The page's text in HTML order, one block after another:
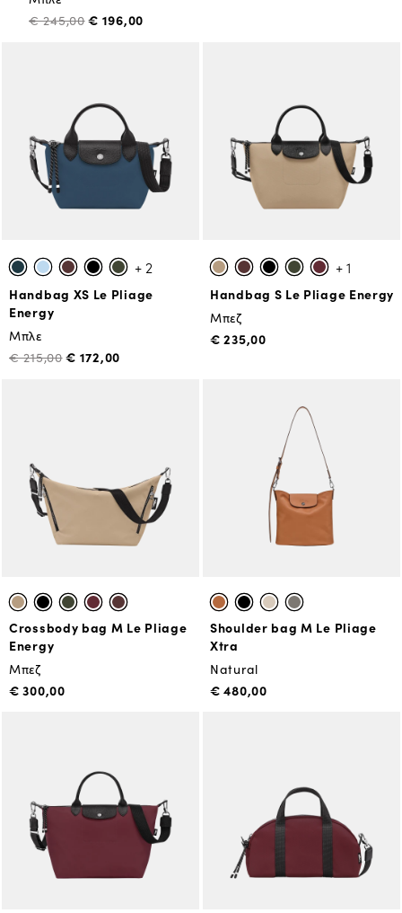
€ 245,00€ 196,00
+ 2
Handbag XS Le Pliage
Energy
Μπλε
€ 215,00€ 172,00
+ 1
Handbag S Le Pliage Energy
Μπεζ
€ 235,00
Crossbody bag M Le Pliage
Energy
Μπεζ
€ 300,00
Shoulder bag M Le Pliage
Xtra
Natural
€ 480,00